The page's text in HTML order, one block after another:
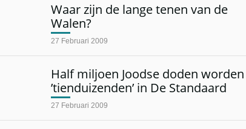
Waar zijn de lange tenen van de
Walen?
27 Februari 2009
Half miljoen Joodse doden worden
’tienduizenden’ in De Standaard
27 Februari 2009